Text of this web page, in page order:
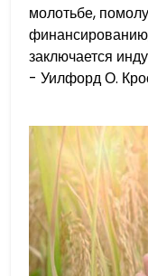
молотьбе,
заключается
- Уилфорд О.